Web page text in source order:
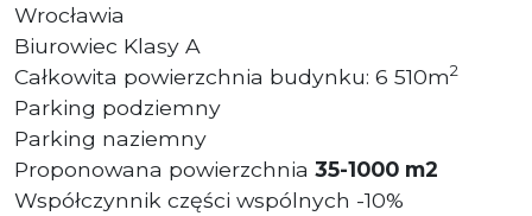
Wrocławia
Biurowiec Klasy A
Całkowita powierzchnia budynku: 6 510m2
Parking podziemny
Parking naziemny
Proponowana powierzchnia 35-1000 m2
Współczynnik części wspólnych -10%